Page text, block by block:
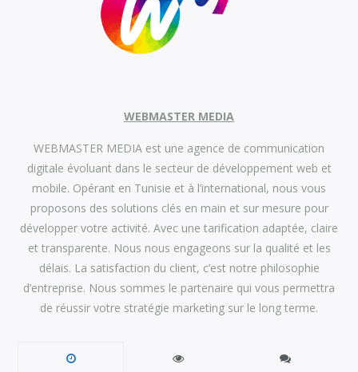
WEBMASTER MEDIA
WEBMASTER MEDIA est une agence de communication
digitale évoluant dans le secteur de développement web et
mobile. Opérant en Tunisie et à l’international, nous vous
proposons des solutions clés en main et sur mesure pour
développer votre activité. Avec une tarification adaptée, claire
et transparente. Nous nous engageons sur la qualité et les
délais. La satisfaction du client, c’est notre philosophie
d’entreprise. Nous sommes le partenaire qui vous permettra
de réussir votre stratégie marketing sur le long terme.